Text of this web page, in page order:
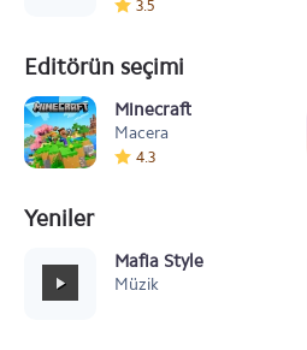
3.5
Editörün seçimi
Minecraft
Macera
4.3
Yeniler
Mafia Style
Müzik